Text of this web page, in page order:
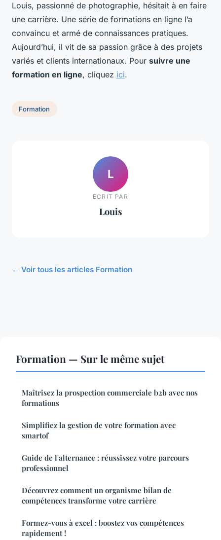
Louis, passionné de photographie, hésitait à en faire
une carrière. Une série de formations en ligne l’a
convaincu et armé de connaissances pratiques.
Aujourd’hui, il vit de sa passion grâce à des projets
variés et clients internationaux. Pour suivre une
formation en ligne, cliquez ici.
Formation
L
ECRIT PAR
Louis
← Voir tous les articles Formation
Formation — Sur le même sujet
Maîtrisez la prospection commerciale b2b avec nos
formations
Simplifiez la gestion de votre formation avec
smartof
Guide de l'alternance : réussissez votre parcours
professionnel
Découvrez comment un organisme bilan de
compétences transforme votre carrière
Formez-vous à excel : boostez vos compétences
rapidement !